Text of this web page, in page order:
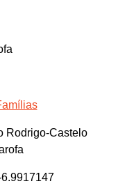
Rodrigo-Castelo